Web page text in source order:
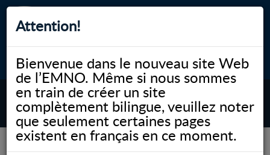
Attention!
Bienvenue dans le nouveau site Web
de l’EMNO. Même si nous sommes
en train de créer un site
complètement bilingue, veuillez noter
que seulement certaines pages
existent en français en ce moment.
myNOSM Accessibilité A- A+ English
MENU